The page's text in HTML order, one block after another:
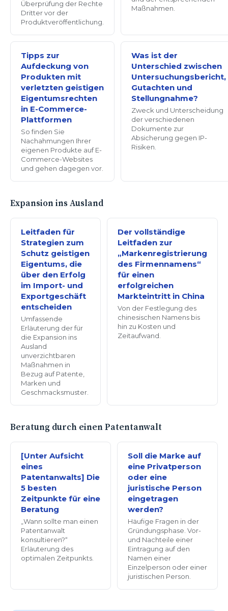
Überprüfung der Rechte
Dritter vor der
Produktveröffentlichung.
Maßnahmen.
Tipps zur
Aufdeckung von
Produkten mit
verletzten geistigen
Eigentumsrechten
in E-Commerce-
Plattformen
So finden Sie
Nachahmungen Ihrer
eigenen Produkte auf E-
Commerce-Websites
und gehen dagegen vor.
Was ist der
Unterschied zwischen
Untersuchungsbericht,
Gutachten und
Stellungnahme?
Zweck und Unterscheidung
der verschiedenen
Dokumente zur
Absicherung gegen IP-
Risiken.
Expansion ins Ausland
Leitfaden für
Strategien zum
Schutz geistigen
Eigentums, die
über den Erfolg
im Import- und
Exportgeschäft
entscheiden
Umfassende
Erläuterung der für
die Expansion ins
Ausland
unverzichtbaren
Maßnahmen in
Bezug auf Patente,
Marken und
Geschmacksmuster.
Der vollständige
Leitfaden zur
„Markenregistrierung
des Firmennamens“
für einen
erfolgreichen
Markteintritt in China
Von der Festlegung des
chinesischen Namens bis
hin zu Kosten und
Zeitaufwand.
Beratung durch einen Patentanwalt
[Unter Aufsicht
eines
Patentanwalts] Die
5 besten
Zeitpunkte für eine
Beratung
„Wann sollte man einen
Patentanwalt
konsultieren?“
Erläuterung des
optimalen Zeitpunkts.
Soll die Marke auf
eine Privatperson
oder eine
juristische Person
eingetragen
werden?
Häufige Fragen in der
Gründungsphase. Vor-
und Nachteile einer
Eintragung auf den
Namen einer
Einzelperson oder einer
juristischen Person.